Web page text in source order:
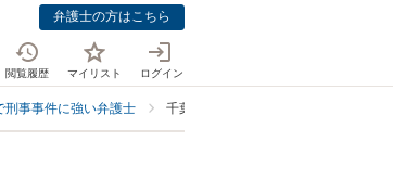
弁護士の方はこちら
閲覧履歴 マイリスト ログイン
刑事事件に強い弁護士 千葉市中央区で前科・前歴をつけたく